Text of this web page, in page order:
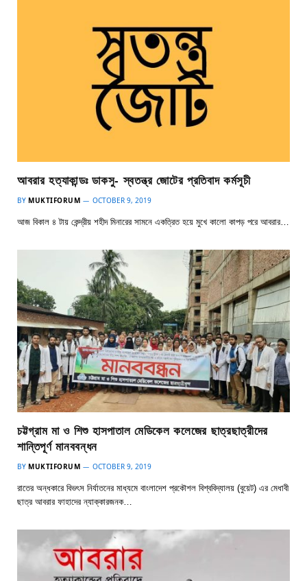
আবরার হত্যাকান্ডঃ ডাকসু- স্বতন্ত্র জোটের প্রতিবাদ কর্মসূচী
BY MUKTIFORUM OCTOBER 9, 2019
আজ বিকাল ৪ টায় কেন্দ্রীয় শহীদ মিনারের সামনে একত্রিত হয়ে মুখে কালো কাপড় পরে আবরার…
চট্টগ্রাম মা ও শিশু হাসপাতাল মেডিকেল কলেজের ছাত্রছাত্রীদের
শান্তিপূর্ণ মানববন্ধন
BY MUKTIFORUM OCTOBER 9, 2019
রাতের অন্ধকারে বিভৎস নির্যাতনের মাধ্যমে বাংলাদেশ প্রকৌশল বিশ্ববিদ্যালয় (বুয়েট) এর মেধাবী
ছাত্র আবরার ফাহাদের ন্যাক্কারজনক…